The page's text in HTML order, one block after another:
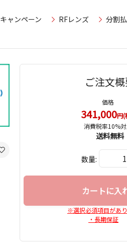
ャンペーン RFレンズ
分割
ご注文
価格
341,000円(
消費税率10%
送料無料
数量:
カートに入
※選択必須項目があ
・長期保証